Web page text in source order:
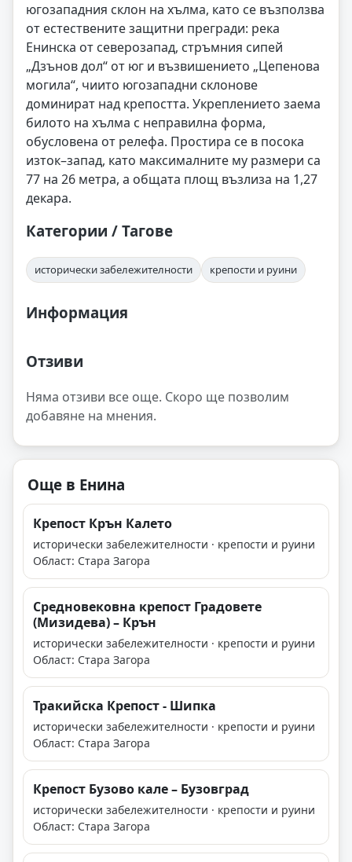
югозападния склон на хълма, като се възползва
от естествените защитни прегради: река
Енинска от северозапад, стръмния сипей
„Дзънов дол“ от юг и възвишението „Цепенова
могила“, чиито югозападни склонове
доминират над крепостта. Укреплението заема
билото на хълма с неправилна форма,
обусловена от релефа. Простира се в посока
изток–запад, като максималните му размери са
77 на 26 метра, а общата площ възлиза на 1,27
декара.
Категории / Тагове
исторически забележителности крепости и руини
Информация
Отзиви
Няма отзиви все още. Скоро ще позволим
добавяне на мнения.
Още в Енина
Крепост Крън Калето
исторически забележителности · крепости и руини
Област: Стара Загора
Средновековна крепост Градовете
(Мизидева) – Крън
исторически забележителности · крепости и руини
Област: Стара Загора
Тракийска Крепост - Шипка
исторически забележителности · крепости и руини
Област: Стара Загора
Крепост Бузово кале – Бузовград
исторически забележителности · крепости и руини
Област: Стара Загора